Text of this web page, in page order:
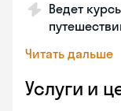
Ведет
Читать дальше
Услуги и